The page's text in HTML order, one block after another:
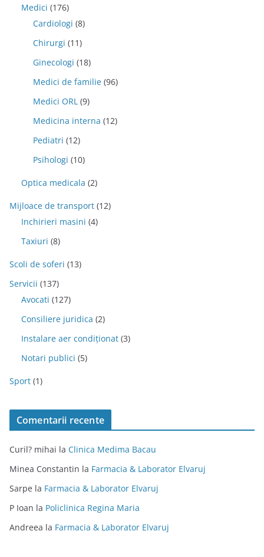
Medici (176)
Cardiologi (8)
Chirurgi (11)
Ginecologi (18)
Medici de familie (96)
Medici ORL (9)
Medicina interna (12)
Pediatri (12)
Psihologi (10)
Optica medicala (2)
Mijloace de transport (12)
Inchirieri masini (4)
Taxiuri (8)
Scoli de soferi (13)
Servicii (137)
Avocati (127)
Consiliere juridica (2)
Instalare aer condiționat (3)
Notari publici (5)
Sport (1)
Comentarii recente
Curil? mihai la Clinica Medima Bacau
Minea Constantin la Farmacia & Laborator Elvaruj
Sarpe la Farmacia & Laborator Elvaruj
P Ioan la Policlinica Regina Maria
Andreea la Farmacia & Laborator Elvaruj